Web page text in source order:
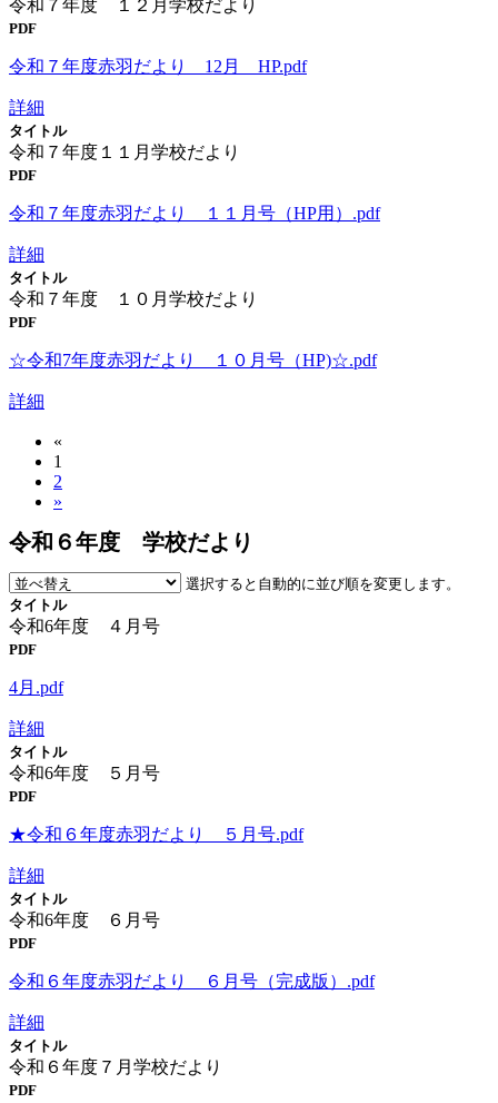
令和７年度 １２月学校だより
PDF
令和７年度赤羽だより 12月 HP.pdf
詳細
タイトル
令和７年度１１月学校だより
PDF
令和７年度赤羽だより １１月号（HP用）.pdf
詳細
タイトル
令和７年度 １０月学校だより
PDF
☆令和7年度赤羽だより １０月号（HP)☆.pdf
詳細
«
1
2
»
令和６年度 学校だより
選択すると自動的に並び順を変更します。
タイトル
令和6年度 ４月号
PDF
4月.pdf
詳細
タイトル
令和6年度 ５月号
PDF
★令和６年度赤羽だより ５月号.pdf
詳細
タイトル
令和6年度 ６月号
PDF
令和６年度赤羽だより ６月号（完成版）.pdf
詳細
タイトル
令和６年度７月学校だより
PDF